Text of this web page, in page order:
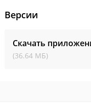
Версии
Скачать
(36.64 МБ)